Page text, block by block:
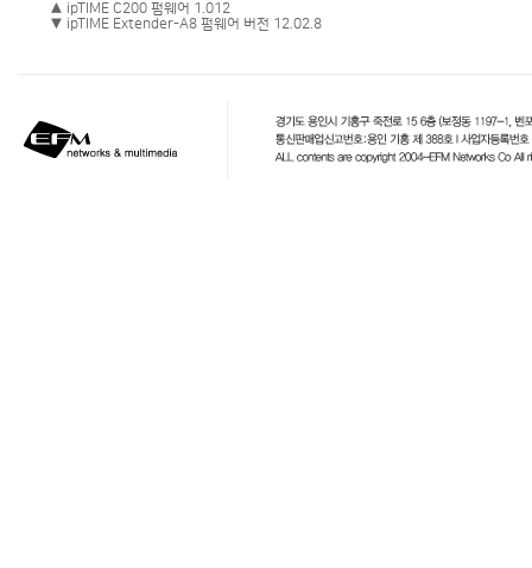
▲ ipTIME C200 펌웨어 1.012
▼ ipTIME Extender-A8 펌웨어 버전 12.02.8